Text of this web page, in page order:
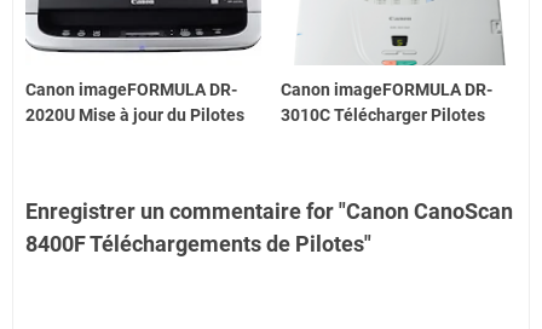
Canon imageFORMULA DR-
2020U Mise à jour du Pilotes
Canon imageFORMULA DR-
3010C Télécharger Pilotes
Enregistrer un commentaire for "Canon CanoScan
8400F Téléchargements de Pilotes"